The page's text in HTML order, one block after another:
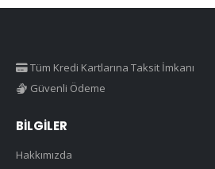
Tüm Kredi Kartlarına Taksit İmkanı
Güvenli Ödeme
BILGILER
Hakkımızda